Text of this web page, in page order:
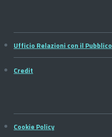
Ufficio Relazioni con il Pubblico
Credit
Cookie Policy